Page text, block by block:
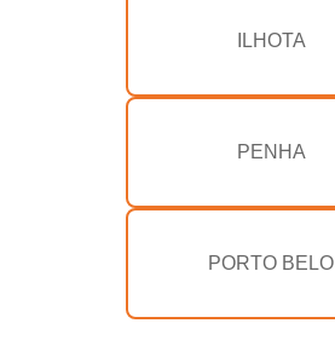
ILHOTA
PENHA
PORTO BELO